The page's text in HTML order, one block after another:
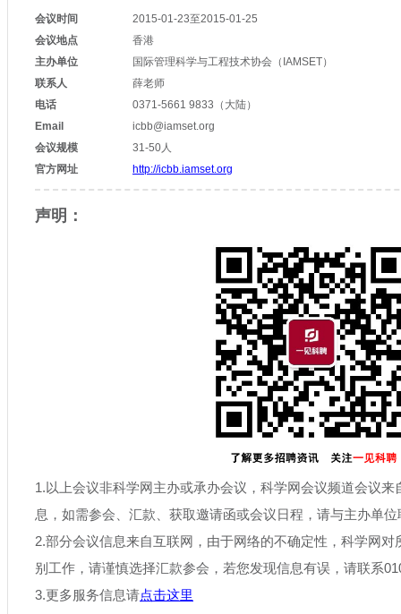
会议时间
2015-01-23至2015-01-25
会议地点
香港
主办单位
国际管理科学与工程技术协会（IAMSET）
联系人
薛老师
电话
0371-5661 9833（大陆）
Email
icbb@iamset.org
会议规模
31-50人
官方网址
http://icbb.iamset.org
声明：
1.以上会议非科学网主办或承办会议，科学网会议频道会议
息，如需参会、汇款、获取邀请函或会议日程，请与主办单位
2.部分会议信息来自互联网，由于网络的不确定性，科学网
别工作，请谨慎选择汇款参会，若您发现信息有误，请联系
3.更多服务信息请点击这里